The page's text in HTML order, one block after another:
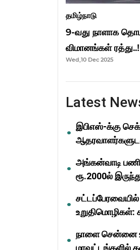
தமிழ்நாடு
9-வது நாளாக
விமானங்கள் ரத்து..!
Wed,10 Dec 2025
Latest
இபிஎஸ்-க்கு
அங்கன்வாடி
ரூ.2000ல்
உறுதிமொழிகள்:
நாளை சென்னை
மாவட்டங்களில்